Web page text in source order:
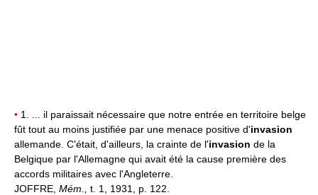
• 1. ... il paraissait nécessaire que notre entrée en territoire belge
fût tout au moins justifiée par une menace positive d'invasion
allemande. C'était, d'ailleurs, la crainte de l'invasion de la
Belgique par l'Allemagne qui avait été la cause première des
accords militaires avec l'Angleterre.
JOFFRE, Mém., t. 1, 1931, p. 122.